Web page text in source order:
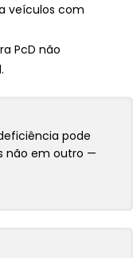
veículos com
PcD não
pode
não em outro —